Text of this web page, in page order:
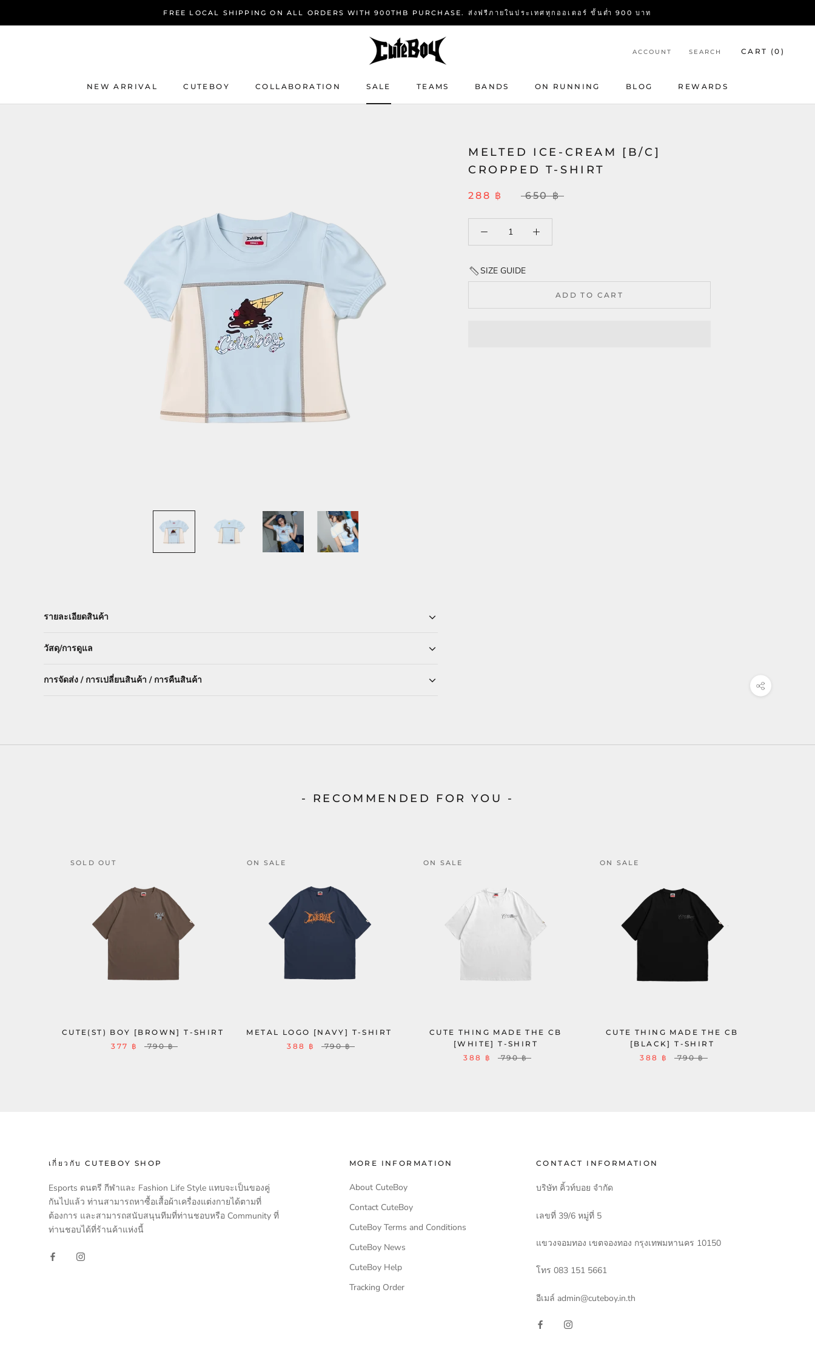
FREE LOCAL SHIPPING ON ALL ORDERS WITH 900THB PURCHASE. ส่งฟรีภายในประเทศทุกออเดอร์ ขั้นต่ำ 900 บาท
NEW ARRIVAL
CUTEBOY COLLABORATION
SALE
TEAMS BANDS ON RUNNING
BLOG
REWARDS
ACCOUNT SEARCH CART (0 )
MELTED ICE-CREAM [B/C]
CROPPED T-SHIRT
288 ฿ 650 ฿
SIZE GUIDE
ADD TO CART
รายละเอียดสินค้า
วัสดุ/การดูแล
การจัดส่ง / การเปลี่ยนสินค้า / การคืนสินค้า
- RECOMMENDED FOR YOU -
SOLD OUT
CUTE(ST) BOY [BROWN] T-SHIRT
377 ฿
790 ฿
ON SALE
METAL LOGO [NAVY] T-SHIRT
388 ฿
790 ฿
ON SALE
CUTE THING MADE THE CB
[WHITE] T-SHIRT
388 ฿
790 ฿
ON SALE
CUTE THING MADE THE CB
[BLACK] T-SHIRT
388 ฿
790 ฿
เกี่ยวกับ CUTEBOY SHOP
Esports ดนตรี กีฬาและ Fashion Life Style แทบจะเป็นของคู่
กันไปแล้ว ท่านสามารถหาซื้อเสื้อผ้าเครื่องแต่งกายได้ตามที่
ต้องการ และสามารถสนับสนุนทีมที่ท่านชอบหรือ Community ที่
ท่านชอบได้ที่ร้านค้าแห่งนี้
MORE INFORMATION
About CuteBoy
Contact CuteBoy
CuteBoy Terms and Conditions
CuteBoy News
CuteBoy Help
Tracking Order
CONTACT INFORMATION
บริษัท คิ้วท์บอย จำกัด
เลขที่ 39/6 หมู่ที่ 5
แขวงจอมทอง เขตจองทอง กรุงเทพมหานคร 10150
โทร 083 151 5661
อีเมล์ admin@cuteboy.in.th